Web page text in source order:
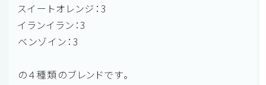
スイートオレンジ：3
イランイラン：3
ベンゾイン：3
の４種類のブレンドです。